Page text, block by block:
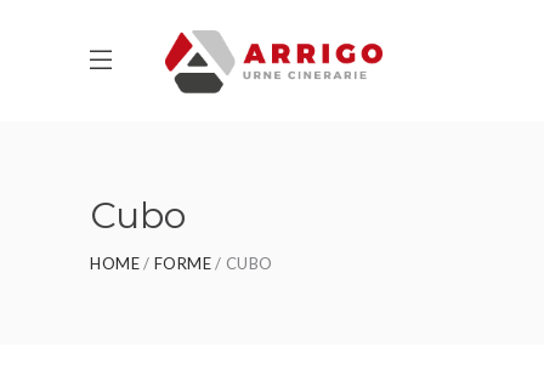
Cubo
HOME FORME CUBO